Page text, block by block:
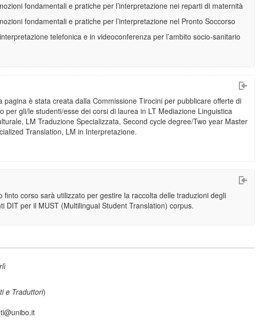
nozioni fondamentali e praticheper l’interpretazione nei reparti di maternità
nozioni fondamentali e praticheper l’interpretazione nel Pronto Soccorso
interpretazione telefonica e in videoconferenza per l’ambito socio-sanitario
pagina è stata creata dalla Commissione Tirocini per pubblicare offerte di
per gli/le studenti/esse dei corsi di laurea in LT Mediazione Linguistica
LM Traduzione Specializzata, Second cycle degree/Two year Master
Translation, LM in Interpretazione.
finto corso sarà utilizzato per gestire la raccolta delle traduzioni degli
DIT per il MUST (Multilingual Student Translation) corpus.
e Traduttori)